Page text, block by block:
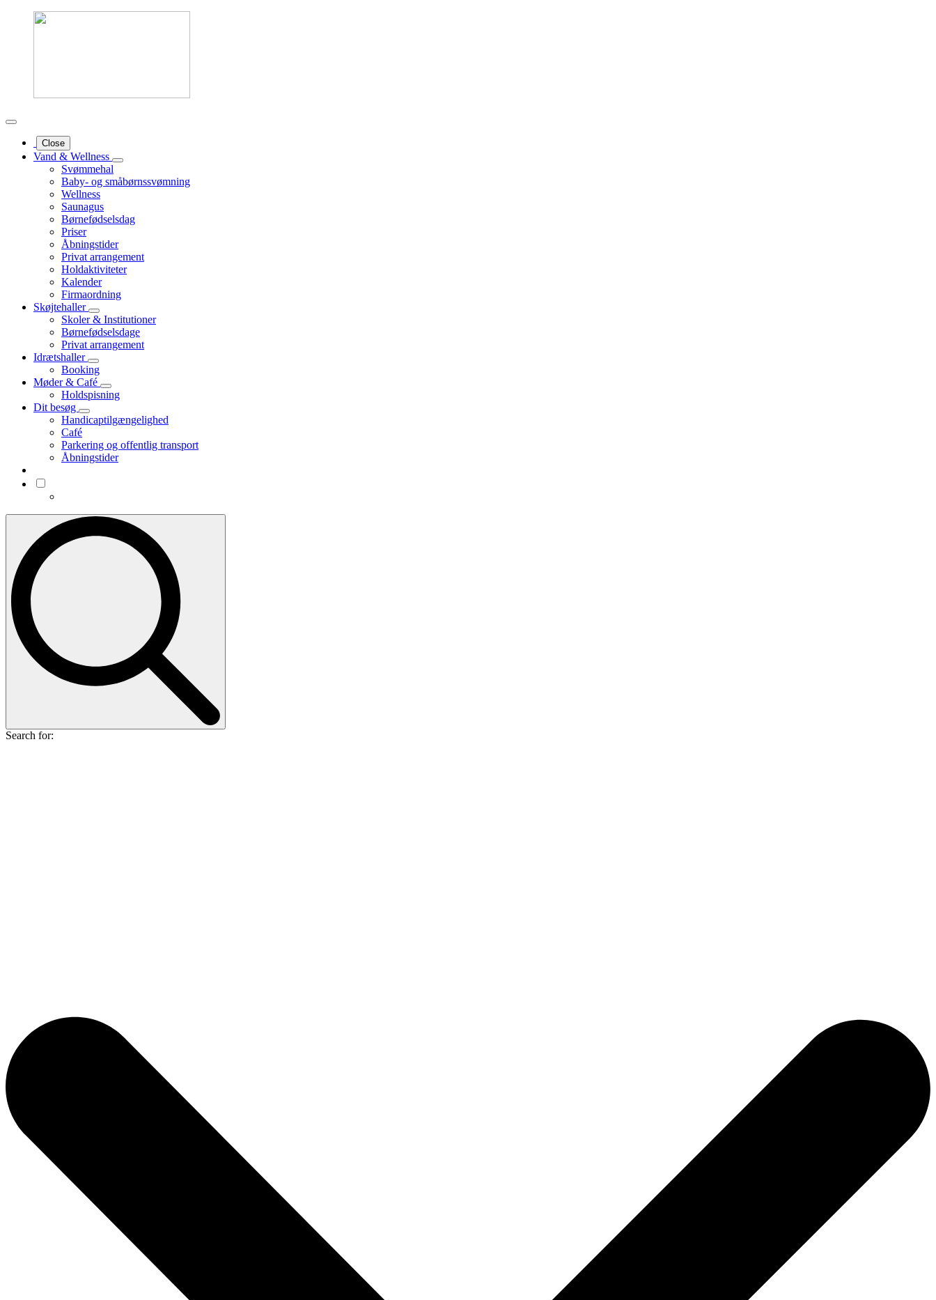
Close
Vand & Wellness
Svømmehal
Baby- og småbørnssvømning
Wellness
Saunagus
Børnefødselsdag
Priser
Åbningstider
Privat arrangement
Holdaktiviteter
Kalender
Firmaordning
Skøjtehaller
Skoler & Institutioner
Børnefødselsdage
Privat arrangement
Idrætshaller
Booking
Møder & Café
Holdspisning
Dit besøg
Handicaptilgængelighed
Café
Parkering og offentlig transport
Åbningstider
Search for: